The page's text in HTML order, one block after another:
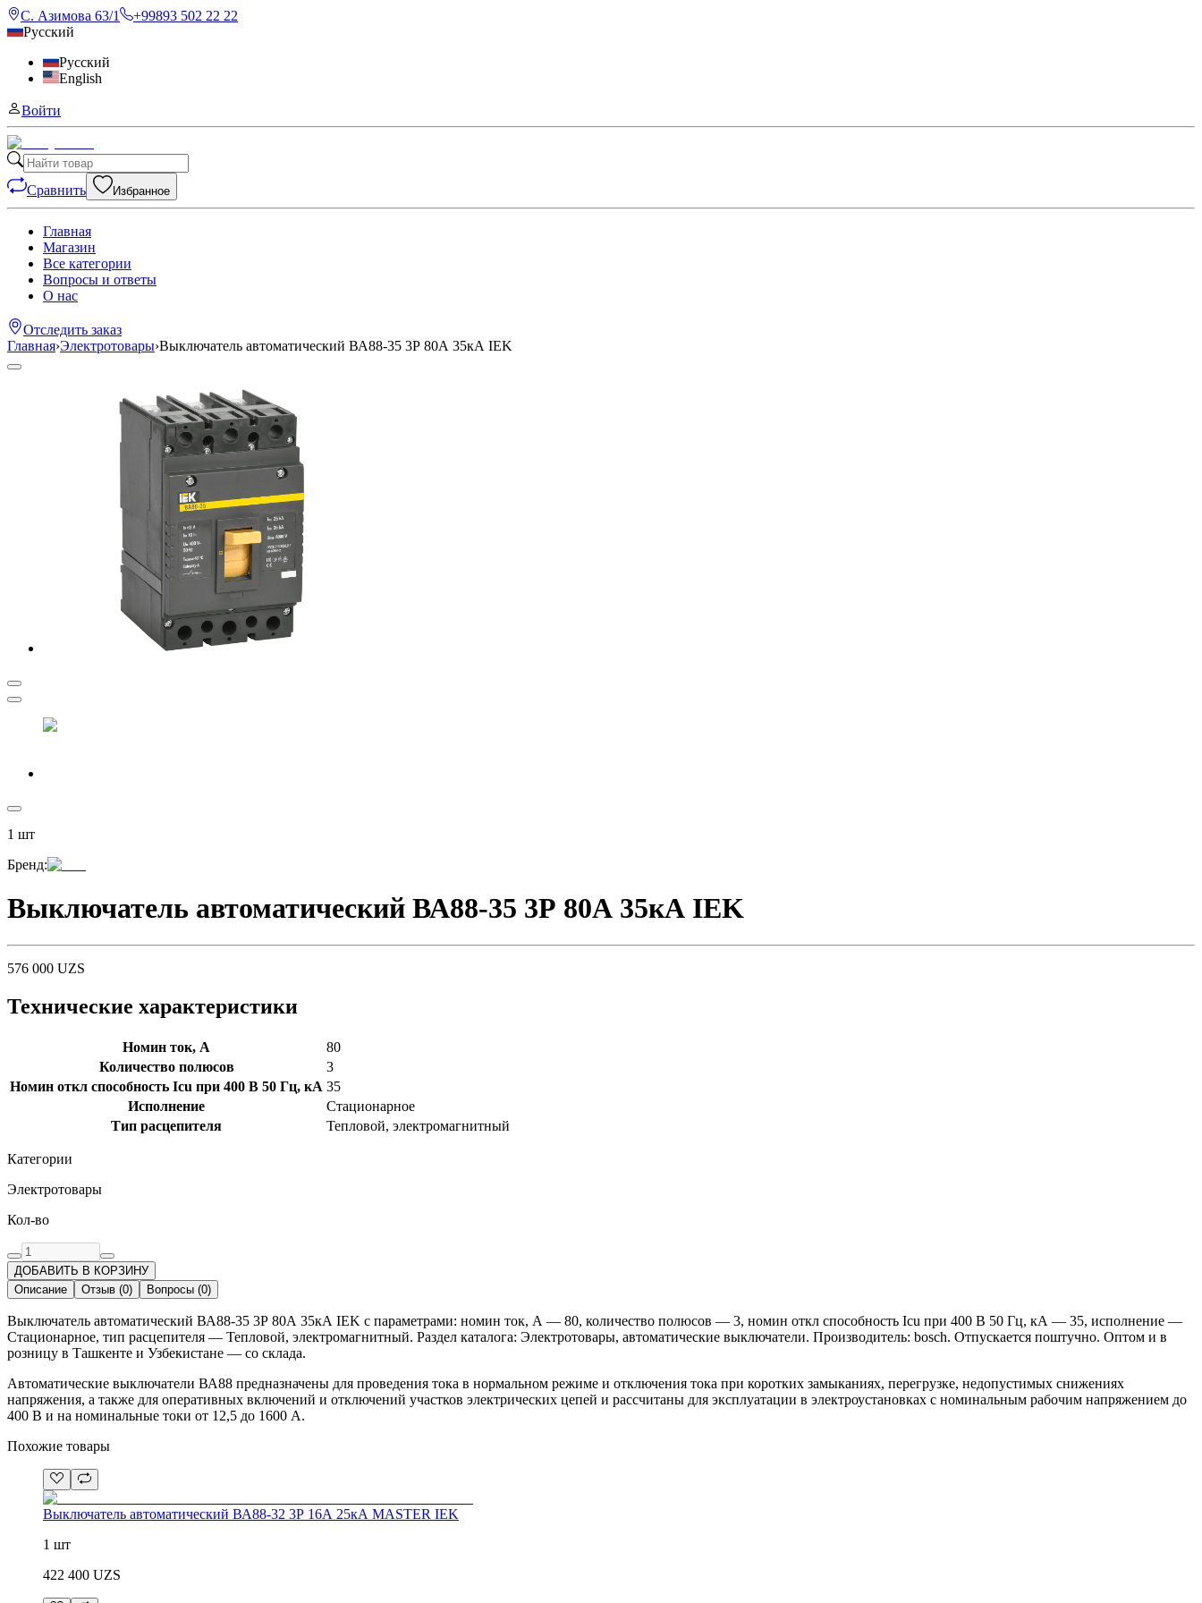
С. Азимова 63/1
+99893 502 22 22
Русский
Русский
English
Войти
Сравнить Избранное
Главная
Магазин
Все категории
Вопросы и ответы
О нас
Отследить заказ
Главная›Электротовары›Выключатель автоматический ВА88-35 3Р 80А 35кА IEK
1 шт
Бренд:
Выключатель автоматический ВА88-35 3Р 80А 35кА IEK
576 000 UZS
Технические характеристики
Номин ток, А
80
Количество полюсов
3
Номин откл способность Icu при 400 В 50 Гц, кА 35
Исполнение
Стационарное
Тип расцепителя
Тепловой, электромагнитный
Категории
Электротовары
Кол-во
ДОБАВИТЬ В КОРЗИНУ
Описание
Отзыв (0) Вопросы (0)
Выключатель автоматический ВА88-35 3Р 80А 35кА IEK с параметрами: номин ток, А — 80, количество полюсов — 3, номин откл способность Icu при 400 В 50 Гц, кА — 35, исполнение —
Стационарное, тип расцепителя — Тепловой, электромагнитный. Раздел каталога: Электротовары, автоматические выключатели. Производитель: bosch. Отпускается поштучно. Оптом и в
розницу в Ташкенте и Узбекистане — со склада.
Автоматические выключатели ВА88 предназначены для проведения тока в нормальном режиме и отключения тока при коротких замыканиях, перегрузке, недопустимых снижениях
напряжения, а также для оперативных включений и отключений участков электрических цепей и рассчитаны для эксплуатации в электроустановках с номинальным рабочим напряжением до
400 В и на номинальные токи от 12,5 до 1600 А.
Похожие товары
Выключатель автоматический ВА88-32 3Р 16А 25кА MASTER IEK
1 шт
422 400 UZS